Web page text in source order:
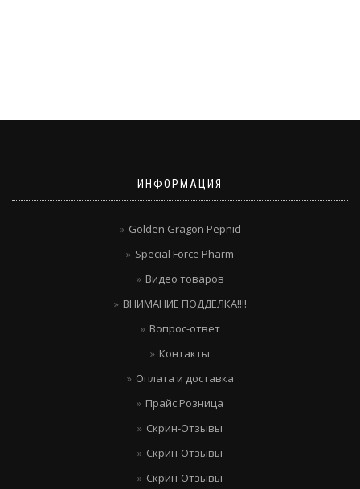
ИНФОРМАЦИЯ
Golden Gragon Pepnid
Special Force Pharm
Видео товаров
ВНИМАНИЕ ПОДДЕЛКА!!!!
Вопрос-ответ
Контакты
Оплата и доставка
Прайс Розница
Скрин-Отзывы
Скрин-Отзывы
Скрин-Отзывы